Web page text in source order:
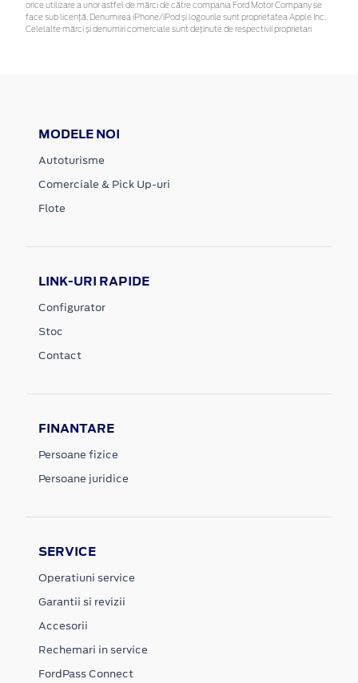
orice utilizare a unor astfel de mărci de către compania Ford Motor Company se
face sub licență. Denumirea iPhone/iPod și logourile sunt proprietatea Apple Inc.
Celelalte mărci și denumiri comerciale sunt deținute de respectivii proprietari
MODELE NOI
Autoturisme
Comerciale & Pick Up-uri
Flote
LINK-URI RAPIDE
Configurator
Stoc
Contact
FINANTARE
Persoane fizice
Persoane juridice
SERVICE
Operatiuni service
Garantii si revizii
Accesorii
Rechemari in service
FordPass Connect